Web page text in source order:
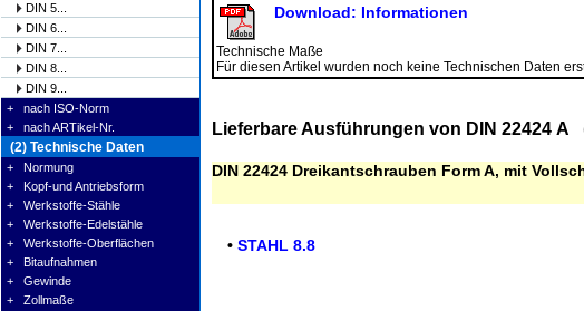
DIN 5...
DIN 6...
DIN 7...
DIN 8...
DIN 9...
+ nach ISO-Norm
+ nach ARTikel-Nr.
(2) Technische Daten
+ Normung
+ Kopf-und Antriebsform
+ Werkstoffe-Stähle
+ Werkstoffe-Edelstähle
+ Werkstoffe-Oberflächen
+ Bitaufnahmen
+ Gewinde
+ Zollmaße
Download: Informationen
Technische Maße
Für diesen Artikel wurden noch keine Technischen Daten
Lieferbare Ausführungen von DIN 22424 A
DIN 22424 Dreikantschrauben Form A, mit
• STAHL 8.8